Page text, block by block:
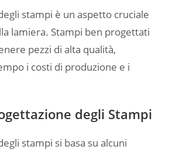
stampi è un aspetto cruciale
lamiera. Stampi ben progettati
pezzi di alta qualità,
i costi di produzione e i
degli Stampi
stampi si basa su alcuni